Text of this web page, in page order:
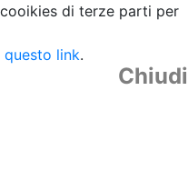
di terze parti per
questo link.
Chiudi